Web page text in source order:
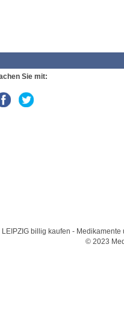
Sie mit:
LEIPZIG billig kaufen -
© 2023